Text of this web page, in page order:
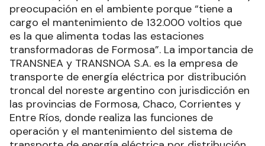
preocupación en el ambiente porque “tiene a
cargo el mantenimiento de 132.000 voltios que
es la que alimenta todas las estaciones
transformadoras de Formosa”. La importancia de
TRANSNEA y TRANSNOA S.A. es la empresa de
transporte de energía eléctrica por distribución
troncal del noreste argentino con jurisdicción en
las provincias de Formosa, Chaco, Corrientes y
Entre Ríos, donde realiza las funciones de
operación y el mantenimiento del sistema de